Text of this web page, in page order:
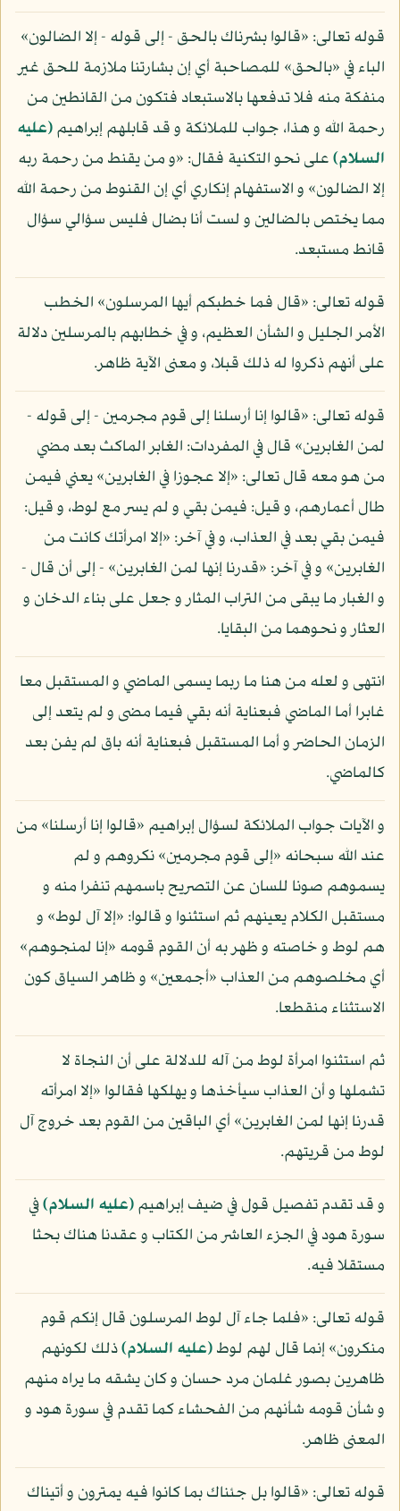
قوله تعالى: «قالوا بشرناك بالحق - إلى قوله - إلا الضالون»
الباء في «بالحق» للمصاحبة أي إن بشارتنا ملازمة للحق غير
منفكة منه فلا تدفعها بالاستبعاد فتكون من القانطين من
رحمة الله و هذا، جواب للملائكة و قد قابلهم إبراهيم(عليه
السلام)على نحو التكنية فقال: «و من يقنط من رحمة ربه
إلا الضالون» و الاستفهام إنكاري أي إن القنوط من رحمة الله
مما يختص بالضالين و لست أنا بضال فليس سؤالي سؤال
قانط مستبعد.
قوله تعالى: «قال فما خطبكم أيها المرسلون» الخطب
الأمر الجليل و الشأن العظيم، و في خطابهم بالمرسلين دلالة
على أنهم ذكروا له ذلك قبلا، و معنى الآية ظاهر.
قوله تعالى: «قالوا إنا أرسلنا إلى قوم مجرمين - إلى قوله -
لمن الغابرين» قال في المفردات: الغابر الماكث بعد مضي
من هو معه قال تعالى: «إلا عجوزا في الغابرين» يعني فيمن
طال أعمارهم، و قيل: فيمن بقي و لم يسر مع لوط، و قيل:
فيمن بقي بعد في العذاب، و في آخر: «إلا امرأتك كانت من
الغابرين» و في آخر: «قدرنا إنها لمن الغابرين» - إلى أن قال -
و الغبار ما يبقى من التراب المثار و جعل على بناء الدخان و
العثار و نحوهما من البقايا.
انتهى و لعله من هنا ما ربما يسمى الماضي و المستقبل معا
غابرا أما الماضي فبعناية أنه بقي فيما مضى و لم يتعد إلى
الزمان الحاضر و أما المستقبل فبعناية أنه باق لم يفن بعد
كالماضي.
و الآيات جواب الملائكة لسؤال إبراهيم «قالوا إنا أرسلنا» من
عند الله سبحانه «إلى قوم مجرمين» نكروهم و لم
يسموهم صونا للسان عن التصريح باسمهم تنفرا منه و
مستقبل الكلام يعينهم ثم استثنوا و قالوا: «إلا آل لوط» و
هم لوط و خاصته و ظهر به أن القوم قومه «إنا لمنجوهم»
أي مخلصوهم من العذاب «أجمعين» و ظاهر السياق كون
الاستثناء منقطعا.
ثم استثنوا امرأة لوط من آله للدلالة على أن النجاة لا
تشملها و أن العذاب سيأخذها و يهلكها فقالوا «إلا امرأته
قدرنا إنها لمن الغابرين» أي الباقين من القوم بعد خروج آل
لوط من قريتهم.
و قد تقدم تفصيل قول في ضيف إبراهيم(عليه السلام)في
سورة هود في الجزء العاشر من الكتاب و عقدنا هناك بحثا
مستقلا فيه.
قوله تعالى: «فلما جاء آل لوط المرسلون قال إنكم قوم
منكرون» إنما قال لهم لوط(عليه السلام)ذلك لكونهم
ظاهرين بصور غلمان مرد حسان و كان يشقه ما يراه منهم
و شأن قومه شأنهم من الفحشاء كما تقدم في سورة هود و
المعنى ظاهر.
قوله تعالى: «قالوا بل جئناك بما كانوا فيه يمترون و أتيناك